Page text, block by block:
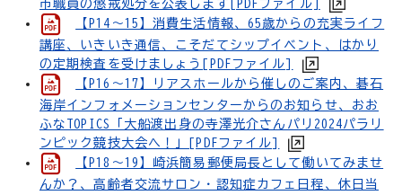
市職員の懲戒処分を公表します[PDFファイル]
【P14～15】消費生活情報、65歳からの充実ライフ
講座、いきいき通信、こそだてシップイベント、はかり
の定期検査を受けましょう[PDFファイル]
【P16～17】リアスホールから催しのご案内、碁石
海岸インフォメーションセンターからのお知らせ、おお
ふなTOPICS「大船渡出身の寺澤光介さんパリ2024パラリ
ンピック競技大会へ！」[PDFファイル]
【P18～19】崎浜簡易郵便局長として働いてみませ
んか？、高齢者交流サロン・認知症カフェ日程、休日当